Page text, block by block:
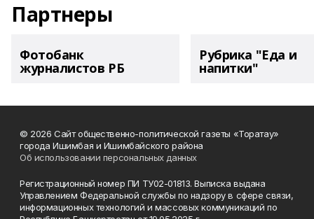
Партнеры
Фотобанк
журналистов РБ
Рубрика "Еда и
напитки"
© 2026 Сайт общественно-политической газеты «Торатау»
города Ишимбая и Ишимбайского района
Об использовании персональных данных
Регистрационный номер ПИ ТУ02-01813. Выписка выдана
Управлением Федеральной службы по надзору в сфере связи,
информационных технологий и массовых коммуникаций по